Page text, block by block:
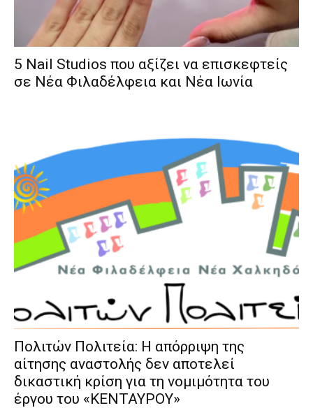
5 Nail Studios που αξίζει να επισκεφτείς
σε Νέα Φιλαδέλφεια και Νέα Ιωνία
Πολιτών Πολιτεία: Η απόρριψη της
αίτησης αναστολής δεν αποτελεί
δικαστική κρίση για τη νομιμότητα του
έργου του «ΚΕΝΤΑΥΡΟΥ»